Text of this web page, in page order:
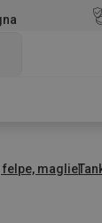
felpe, maglie